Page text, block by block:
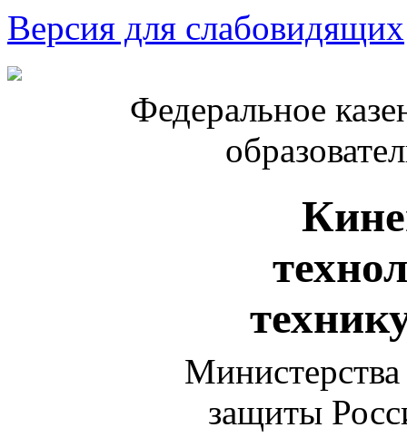
Версия для слабовидящих
Федеральное
защиты